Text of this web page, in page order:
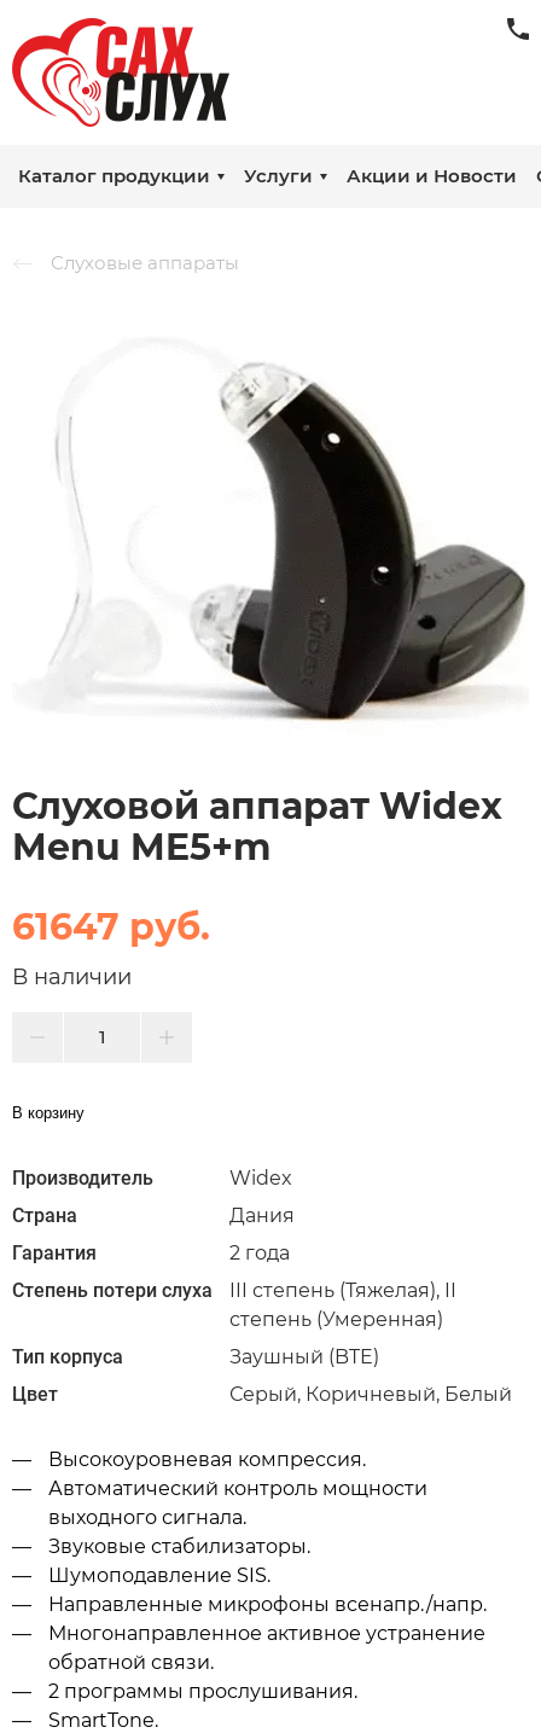
Каталог продукции Услуги Акции и Новости
Слуховые аппараты
Слуховой аппарат Widex
Menu ME5+m
61647 руб.
В наличии
В корзину
Производитель
Widex
Страна
Дания
Гарантия
2 года
Степень потери слуха
III степень (Тяжелая), II
степень (Умеренная)
Тип корпуса
Заушный (BTE)
Цвет
Серый, Коричневый, Белый
Высокоуровневая компрессия.
Автоматический контроль мощности
выходного сигнала.
Звуковые стабилизаторы.
Шумоподавление SIS.
Направленные микрофоны всенапр./напр.
Многонаправленное активное устранение
обратной связи.
2 программы прослушивания.
SmartTone.